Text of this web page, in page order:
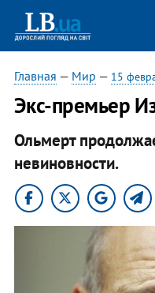
Главная — Мир — 15
Экс-премьер
Ольмерт
невиновности.